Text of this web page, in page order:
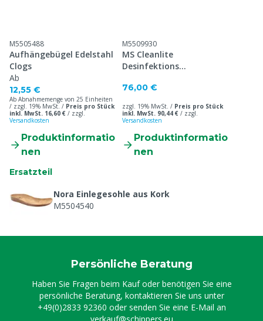
M5505488
Aufhängebügel Edelstahl
Clogs
Ab
12,55 €
Ab Abnahmemenge von 25 Einheiten
/ zzgl. 19% MwSt. / Preis pro Stück
inkl. MwSt. 16,60 € / zzgl.
Versandkosten
Produktinformatio
nen
M5509930
MS Cleanlite
Desinfektions
76,00 €
zzgl. 19% MwSt. / Preis pro Stück
inkl. MwSt. 90,44 € / zzgl.
Versandkosten
Produktinformatio
nen
Ersatzteil
Nora Einlegesohle aus Kork
M5504540
Persönliche Beratung
Haben Sie Fragen beim Kauf oder benötigen Sie eine
persönliche Beratung, kontaktieren Sie uns unter
+49(0)2833 92360 oder senden Sie eine E-Mail an